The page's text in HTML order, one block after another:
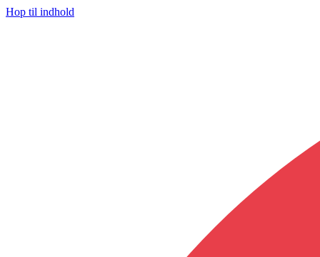
Hop til indhold